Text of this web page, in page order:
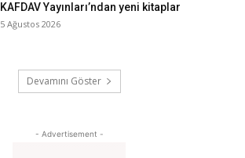
KAFDAV Yayınları’ndan yeni kitaplar
5 Ağustos 2026
Devamını Göster
- Advertisement -